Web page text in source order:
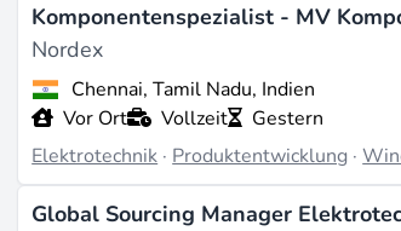
Komponentenspezialist - MV
Nordex
Chennai, Tamil Nadu, Indien
Vor Ort
Vollzeit
Gestern
Elektrotechnik · Produktentwicklung ·
Global Sourcing Manager